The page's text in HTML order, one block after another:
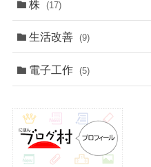
株 (17)
生活改善 (9)
電子工作 (5)